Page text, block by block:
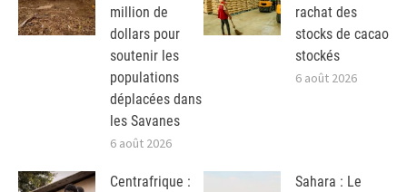
million de
dollars pour
soutenir les
populations
déplacées dans
les Savanes
6 août 2026
rachat des
stocks de cacao
stockés
6 août 2026
Centrafrique :
Sahara : Le